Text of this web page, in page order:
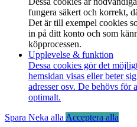
fungera säkert och korrekt,
Det är till exempel cookies
in på ditt konto och som
köpprocessen.
Upplevelse & funktion
Dessa cookies gör det
hemsidan visas eller beter
adresser osv. De behövs för
optimalt.
Spara Neka alla Acceptera alla